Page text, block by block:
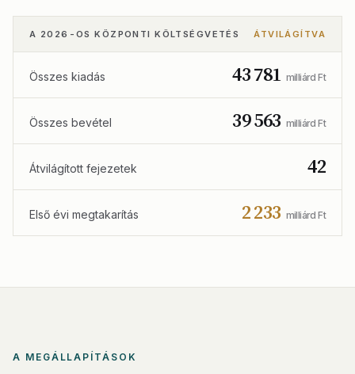
A 2026-OS KÖZPONTI KÖLTSÉGVETÉS ÁTVILÁGÍTVA
Összes kiadás 43 781 milliárd Ft
Összes bevétel 39 563 milliárd Ft
Átvilágított fejezetek 42
Első évi megtakarítás 2 233 milliárd Ft
A MEGÁLLAPÍTÁSOK